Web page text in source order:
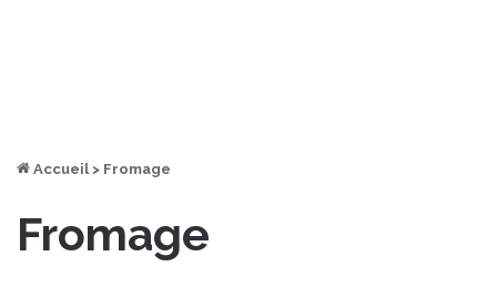
Accueil > Fromage
Fromage